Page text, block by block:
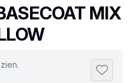
MIX